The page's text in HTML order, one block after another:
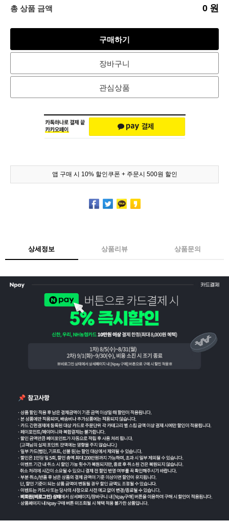
총 상품 금액 0 원
구매하기
장바구니
관심상품
앱 구매 시 10% 할인쿠폰 + 주문시 500원 할인
상세정보 상품리뷰 상품문의